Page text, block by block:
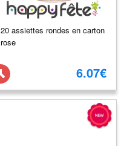
20 assiettes rondes en carton
rose
6.07€